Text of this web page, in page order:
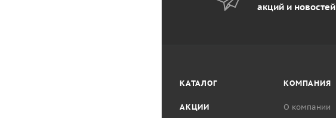
акций и новостей
КАТАЛОГ
АКЦИИ
КОМПАНИЯ
О компании